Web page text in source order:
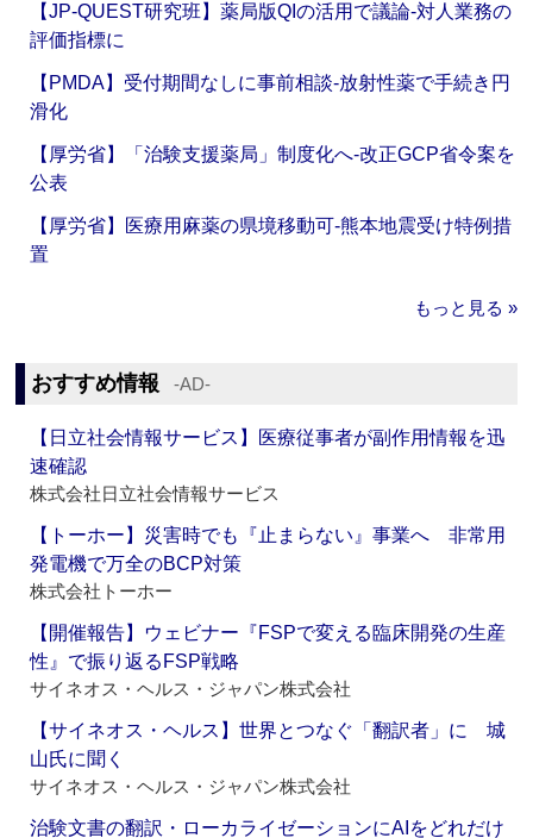
【JP-QUEST研究班】薬局版QIの活用で議論‐対人業務の
評価指標に
【PMDA】受付期間なしに事前相談‐放射性薬で手続き円
滑化
【厚労省】「治験支援薬局」制度化へ‐改正GCP省令案を
公表
【厚労省】医療用麻薬の県境移動可‐熊本地震受け特例措
置
もっと見る »
おすすめ情報 ‐AD‐
【日立社会情報サービス】医療従事者が副作用情報を迅
速確認
株式会社日立社会情報サービス
【トーホー】災害時でも『止まらない』事業へ 非常用
発電機で万全のBCP対策
株式会社トーホー
【開催報告】ウェビナー『FSPで変える臨床開発の生産
性』で振り返るFSP戦略
サイネオス・ヘルス・ジャパン株式会社
【サイネオス・ヘルス】世界とつなぐ「翻訳者」に 城
山氏に聞く
サイネオス・ヘルス・ジャパン株式会社
治験文書の翻訳・ローカライゼーションにAIをどれだけ